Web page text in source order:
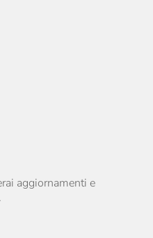
aggiornamenti e